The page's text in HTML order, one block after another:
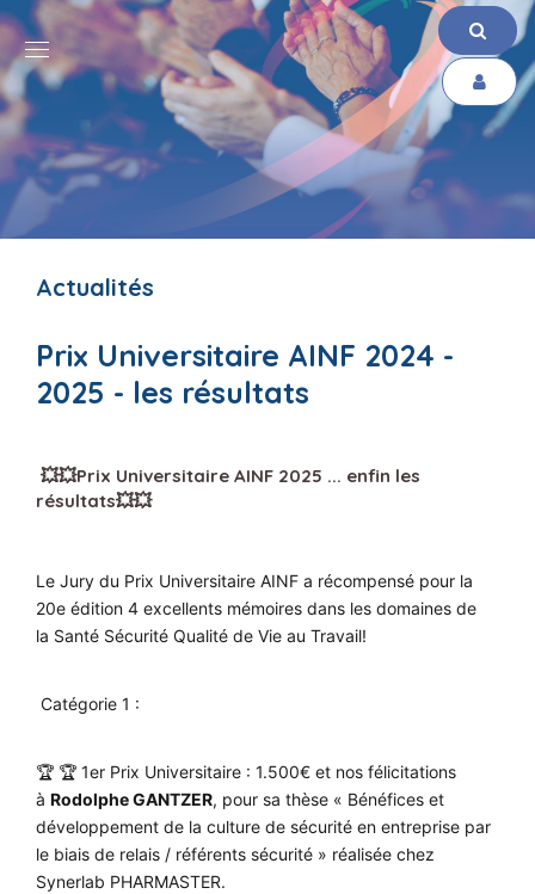
Actualités
Prix Universitaire AINF 2024 -
2025 - les résultats
💥💥Prix Universitaire AINF 2025 ... enfin les
résultats💥💥
Le Jury du Prix Universitaire AINF a récompensé pour la
20e édition 4 excellents mémoires dans les domaines de
la Santé Sécurité Qualité de Vie au Travail!
Catégorie 1 :
🏆 🏆 1er Prix Universitaire : 1.500€ et nos félicitations
à Rodolphe GANTZER, pour sa thèse « Bénéfices et
développement de la culture de sécurité en entreprise par
le biais de relais / référents sécurité » réalisée chez
Synerlab PHARMASTER.